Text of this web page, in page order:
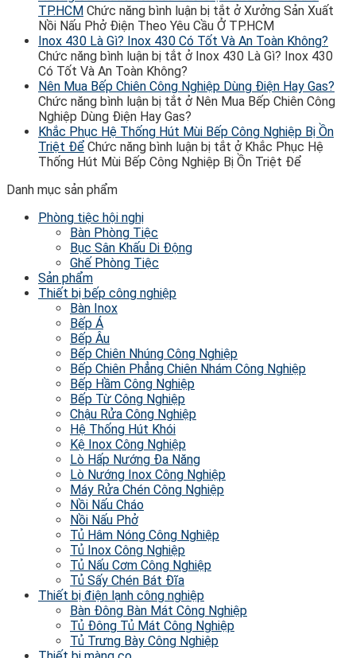
TP.HCM Chức năng bình luận bị tắt ở Xưởng Sản Xuất
Nồi Nấu Phở Điện Theo Yêu Cầu Ở TP.HCM
Inox 430 Là Gì? Inox 430 Có Tốt Và An Toàn Không?
Chức năng bình luận bị tắt ở Inox 430 Là Gì? Inox 430
Có Tốt Và An Toàn Không?
Nên Mua Bếp Chiên Công Nghiệp Dùng Điện Hay Gas?
Chức năng bình luận bị tắt ở Nên Mua Bếp Chiên Công
Nghiệp Dùng Điện Hay Gas?
Khắc Phục Hệ Thống Hút Mùi Bếp Công Nghiệp Bị Ồn
Triệt Để Chức năng bình luận bị tắt ở Khắc Phục Hệ
Thống Hút Mùi Bếp Công Nghiệp Bị Ồn Triệt Để
Danh mục sản phẩm
Phòng tiệc hội nghị
Bàn Phòng Tiệc
Bục Sân Khấu Di Động
Ghế Phòng Tiệc
Sản phẩm
Thiết bị bếp công nghiệp
Bàn Inox
Bếp Á
Bếp Âu
Bếp Chiên Nhúng Công Nghiệp
Bếp Chiên Phẳng Chiên Nhám Công Nghiệp
Bếp Hầm Công Nghiệp
Bếp Từ Công Nghiệp
Chậu Rửa Công Nghiệp
Hệ Thống Hút Khói
Kệ Inox Công Nghiệp
Lò Hấp Nướng Đa Năng
Lò Nướng Inox Công Nghiệp
Máy Rửa Chén Công Nghiệp
Nồi Nấu Cháo
Nồi Nấu Phở
Tủ Hâm Nóng Công Nghiệp
Tủ Inox Công Nghiệp
Tủ Nấu Cơm Công Nghiệp
Tủ Sấy Chén Bát Đĩa
Thiết bị điện lạnh công nghiệp
Bàn Đông Bàn Mát Công Nghiệp
Tủ Đông Tủ Mát Công Nghiệp
Tủ Trưng Bày Công Nghiệp